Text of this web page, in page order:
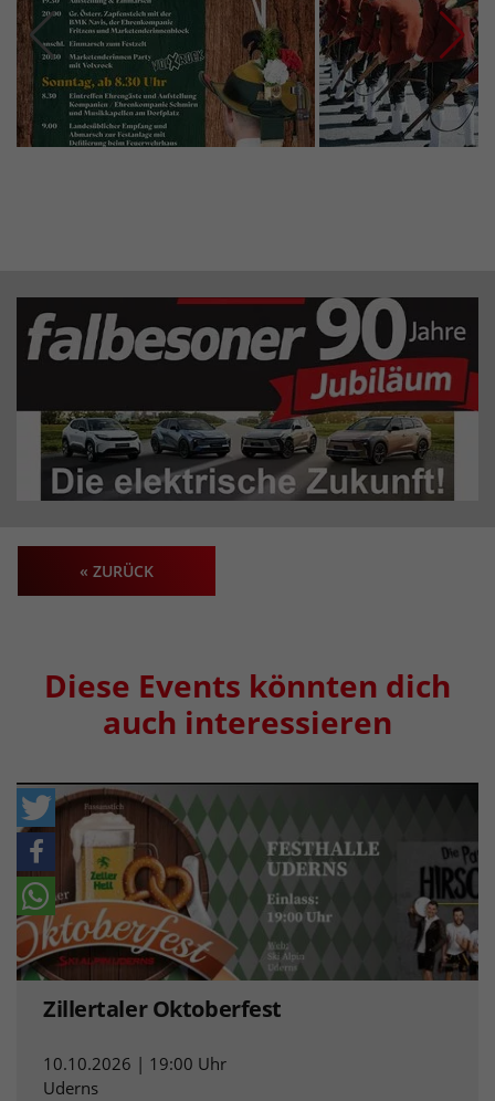
« ZURÜCK
Diese Events könnten dich
auch interessieren
Zillertaler Oktoberfest
10.10.2026 | 19:00 Uhr
Uderns